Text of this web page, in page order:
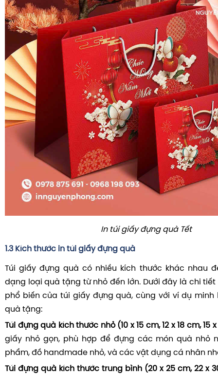
In túi giấy đựng quà Tết
1.3 Kích thước in túi giấy đựng quà
Túi giấy đựng quà có nhiều kích thước khác nhau
dạng loại quà tặng từ nhỏ đến lớn. Dưới đây là chi
phổ biến của túi giấy đựng quà, cùng với ví dụ minh
quà tặng:
Túi đựng quà kích thước nhỏ (10 x 15 cm, 12 x 18 cm, 15
giấy nhỏ gọn, phù hợp để đựng các món quà nhỏ
phẩm, đồ handmade nhỏ, và các vật dụng cá nhân
Túi đựng quà kích thước trung bình (20 x 25 cm, 22 x